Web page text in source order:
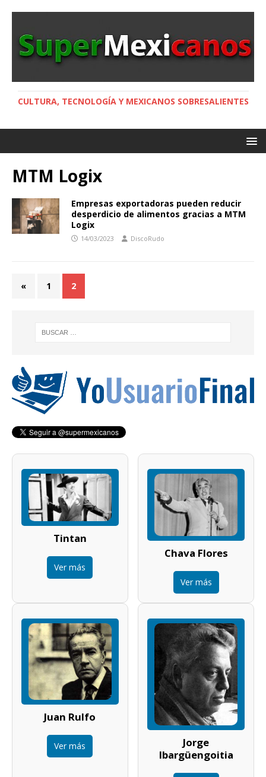
CULTURA, TECNOLOGÍA Y MEXICANOS SOBRESALIENTES
MTM Logix
Empresas exportadoras pueden reducir
desperdicio de alimentos gracias a MTM
Logix
14/03/2023 DiscoRudo
« 1 2
Tintan
Ver más
Chava Flores
Ver más
Juan Rulfo
Ver más
Jorge
Ibargüengoitia